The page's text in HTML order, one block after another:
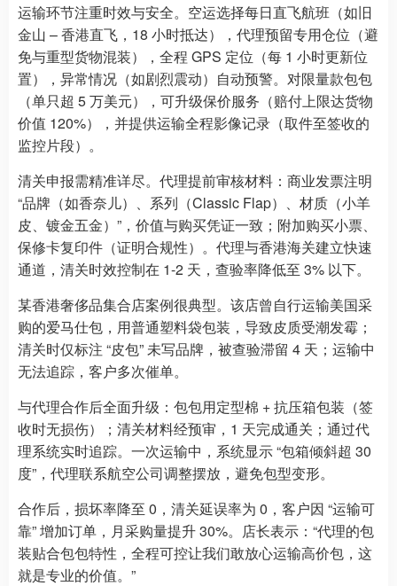
运输环节注重时效与安全。空运选择每日直飞航班（如旧
金山 – 香港直飞，18 小时抵达），代理预留专用仓位（避
免与重型货物混装），全程 GPS 定位（每 1 小时更新位
置），异常情况（如剧烈震动）自动预警。对限量款包包
（单只超 5 万美元），可升级保价服务（赔付上限达货物
价值 120%），并提供运输全程影像记录（取件至签收的
监控片段）。
清关申报需精准详尽。代理提前审核材料：商业发票注明
“品牌（如香奈儿）、系列（Classic Flap）、材质（小羊
皮、镀金五金）”，价值与购买凭证一致；附加购买小票、
保修卡复印件（证明合规性）。代理与香港海关建立快速
通道，清关时效控制在 1-2 天，查验率降低至 3% 以下。
某香港奢侈品集合店案例很典型。该店曾自行运输美国采
购的爱马仕包，用普通塑料袋包装，导致皮质受潮发霉；
清关时仅标注 “皮包” 未写品牌，被查验滞留 4 天；运输中
无法追踪，客户多次催单。
与代理合作后全面升级：包包用定型棉 + 抗压箱包装（签
收时无损伤）；清关材料经预审，1 天完成通关；通过代
理系统实时追踪。一次运输中，系统显示 “包箱倾斜超 30
度”，代理联系航空公司调整摆放，避免包型变形。
合作后，损坏率降至 0，清关延误率为 0，客户因 “运输可
靠” 增加订单，月采购量提升 30%。店长表示：“代理的包
装贴合包包特性，全程可控让我们敢放心运输高价包，这
就是专业的价值。”